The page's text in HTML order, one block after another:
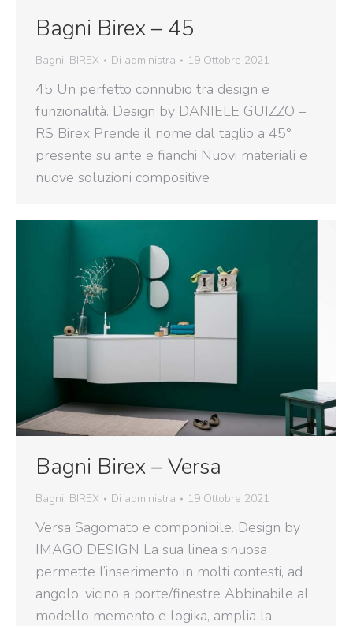
Bagni Birex – 45
Bagni, BIREX Di administra 19 Ottobre 2021
45 Un perfetto connubio tra design e
funzionalità. Design by DANIELE GUIZZO –
RS Birex Prende il nome dal taglio a 45°
presente su ante e fianchi Nuovi materiali e
nuove soluzioni compositive
Bagni Birex – Versa
Bagni, BIREX Di administra 19 Ottobre 2021
Versa Sagomato e componibile. Design by
IMAGO DESIGN La sua linea sinuosa
permette l’inserimento in molti contesti, ad
angolo, vicino a porte/finestre Abbinabile al
modello memento e logika, amplia la